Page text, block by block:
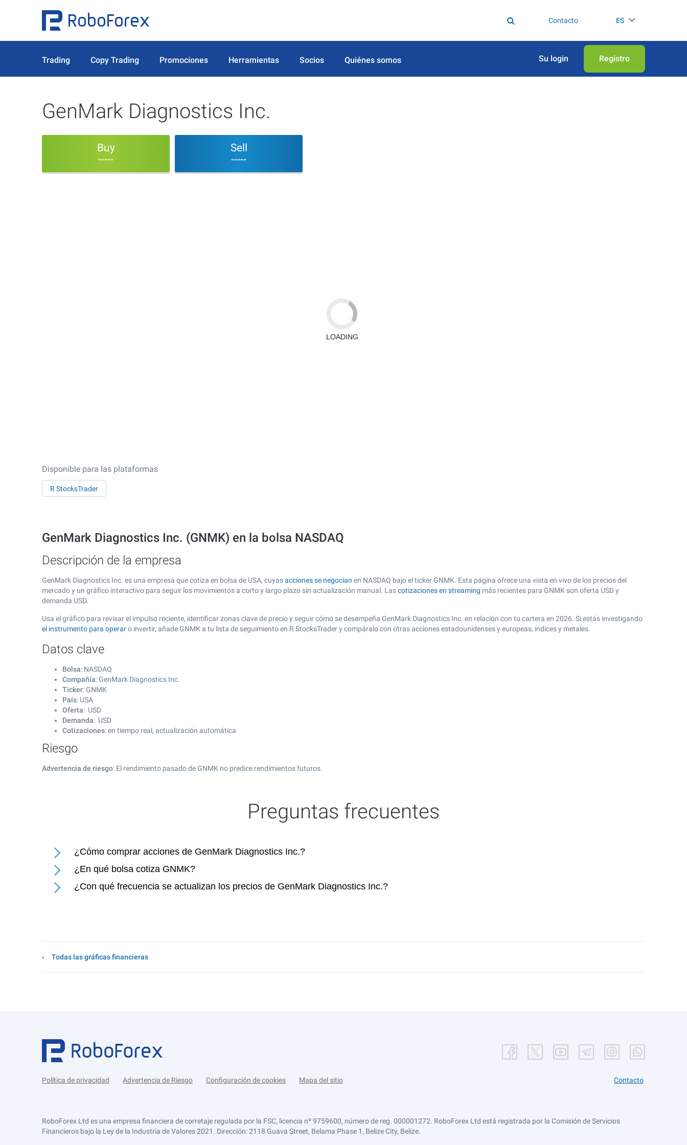
Contacto ES
Trading Copy Trading Promociones Herramientas Socios Quiénes somos Su login Registro
GenMark Diagnostics Inc.
Buy
-----
Sell
-----
Disponible para las plataformas
R StocksTrader
GenMark Diagnostics Inc. (GNMK) en la bolsa NASDAQ
Descripción de la empresa
GenMark Diagnostics Inc. es una empresa que cotiza en bolsa de USA, cuyasacciones se negocian en NASDAQ bajo el ticker GNMK. Esta página ofrece una vista en vivo de los precios del
mercado y un gráfico interactivo para seguir los movimientos a corto y largo plazo sin actualización manual. Lascotizaciones en streaming más recientes para GNMK son oferta USD y
demanda USD.
Usa el gráfico para revisar el impulso reciente, identificar zonas clave de precio y seguir cómo se desempeña GenMark Diagnostics Inc. en relación con tu cartera en 2026. Si estás investigando
el instrumento para operaro invertir, añade GNMK a tu lista de seguimiento en R StocksTrader y compáralo con otras acciones estadounidenses y europeas, índices y metales.
Datos clave
Bolsa: NASDAQ
Compañía: GenMark Diagnostics Inc.
Ticker: GNMK
País: USA
Oferta: USD
Demanda: USD
Cotizaciones: en tiempo real, actualización automática
Riesgo
Advertencia de riesgo: El rendimiento pasado de GNMK no predice rendimientos futuros.
Preguntas frecuentes
¿Cómo comprar acciones de GenMark Diagnostics Inc.?
¿En qué bolsa cotiza GNMK?
¿Con qué frecuencia se actualizan los precios de GenMark Diagnostics Inc.?
Todas las gráficas financieras
Política de privacidad Advertencia de Riesgo Configuración de cookies Mapa del sitio Contacto
RoboForex Ltd es una empresa financiera de corretaje regulada por la FSC, licencia nº 9759600, número de reg. 000001272. RoboForex Ltd está registrada por la Comisión de Servicios
Financieros bajo la Ley de la Industria de Valores 2021. Dirección: 2118 Guava Street, Belama Phase 1, Belize City, Belize.